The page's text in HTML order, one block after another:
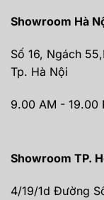
Showroom Hà
Số 16, Ngách
Tp. Hà Nội
9.00 AM - 19.00
Showroom TP.
4/19/1d Đường